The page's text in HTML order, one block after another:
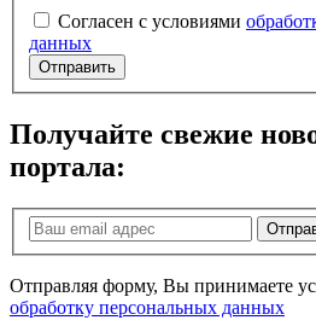
Согласен с условиями
данных
Отправить
Получайте свежие
портала:
Отправляя форму, Вы принимаете
обработку персональных данных